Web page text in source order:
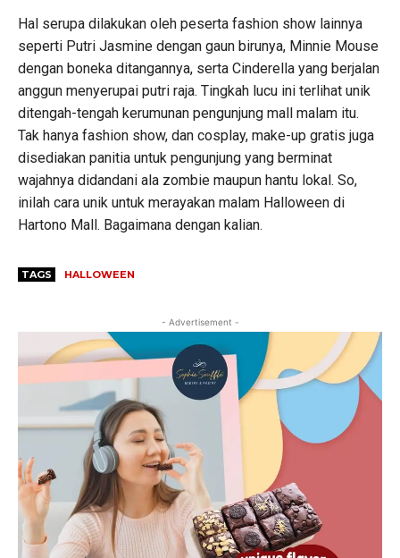
Hal serupa dilakukan oleh peserta fashion show lainnya
seperti Putri Jasmine dengan gaun birunya, Minnie Mouse
dengan boneka ditangannya, serta Cinderella yang berjalan
anggun menyerupai putri raja. Tingkah lucu ini terlihat unik
ditengah-tengah kerumunan pengunjung mall malam itu.
Tak hanya fashion show, dan cosplay, make-up gratis juga
disediakan panitia untuk pengunjung yang berminat
wajahnya didandani ala zombie maupun hantu lokal. So,
inilah cara unik untuk merayakan malam Halloween di
Hartono Mall. Bagaimana dengan kalian.
TAGS HALLOWEEN
- Advertisement -